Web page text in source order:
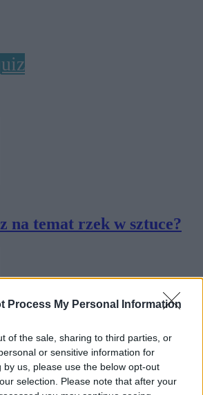
Process My Personal Information
of the sale, sharing to third parties, or
or sensitive information for
by us, please use the below opt-out
selection. Please note that after your
na temat rzek w sztuce?
w kulturze cz. I –